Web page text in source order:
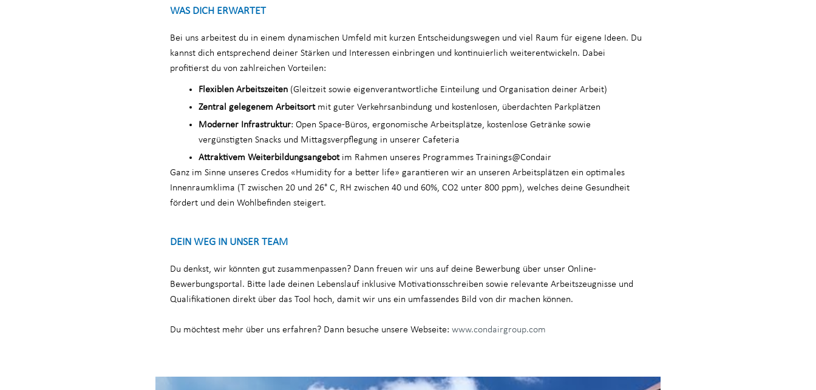
WAS DICH ERWARTET
Bei uns arbeitest du in einem dynamischen Umfeld mit kurzen Entscheidungswegen und viel Raum für eigene Ideen. Du
kannst dich entsprechend deiner Stärken und Interessen einbringen und kontinuierlich weiterentwickeln. Dabei
profitierst du von zahlreichen Vorteilen:
Flexiblen Arbeitszeiten (Gleitzeit sowie eigenverantwortliche Einteilung und Organisation deiner Arbeit)
Zentral gelegenem Arbeitsortmit guter Verkehrsanbindung und kostenlosen, überdachten Parkplätzen
Moderner Infrastruktur: Open Space-Büros, ergonomische Arbeitsplätze, kostenlose Getränke sowie
vergünstigten Snacks und Mittagsverpflegung in unserer Cafeteria
Attraktivem Weiterbildungsangebotim Rahmen unseres Programmes Trainings@Condair
Ganz im Sinne unseres Credos «Humidity for a better life» garantieren wir an unseren Arbeitsplätzen ein optimales
Innenraumklima (T zwischen 20 und 26° C, RH zwischen 40 und 60%, CO2 unter 800 ppm), welches deine Gesundheit
fördert und dein Wohlbefinden steigert.
DEIN WEG IN UNSER TEAM
Du denkst, wir könnten gut zusammenpassen? Dann freuen wir uns auf deine Bewerbung über unser Online-
Bewerbungsportal. Bitte lade deinen Lebenslauf inklusive Motivationsschreiben sowie relevante Arbeitszeugnisse und
Qualifikationen direkt über das Tool hoch, damit wir uns ein umfassendes Bild von dir machen können.
Du möchtest mehr über uns erfahren? Dann besuche unsere Webseite: www.condairgroup.com